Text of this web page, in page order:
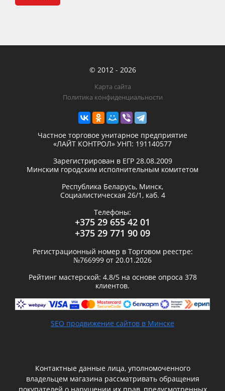
© 2012 - 2026
Карта сайта
Политика конфиденциальности
Частное торговое унитарное предприятие
«ЛАЙТ КОНТРОЛ» УНП: 191140577
Зарегистрирован в ЕГР 28.08.2009
Минским городским исполнительным комитетом
Республика Беларусь, Минск,
Социалистическая 26/1, каб. 4
Телефоны:
+375 29 655 42 01
+375 29 771 90 09
Регистрационный номер в Торговом реестре:
№766999 от 20.01.2026
Рейтинг мастерской: 4.8/5 на основе опроса 378
клиентов.
SEO продвижение сайтов в Минске
Контактные данные лица, уполномоченного
владельцем магазина рассматривать обращения